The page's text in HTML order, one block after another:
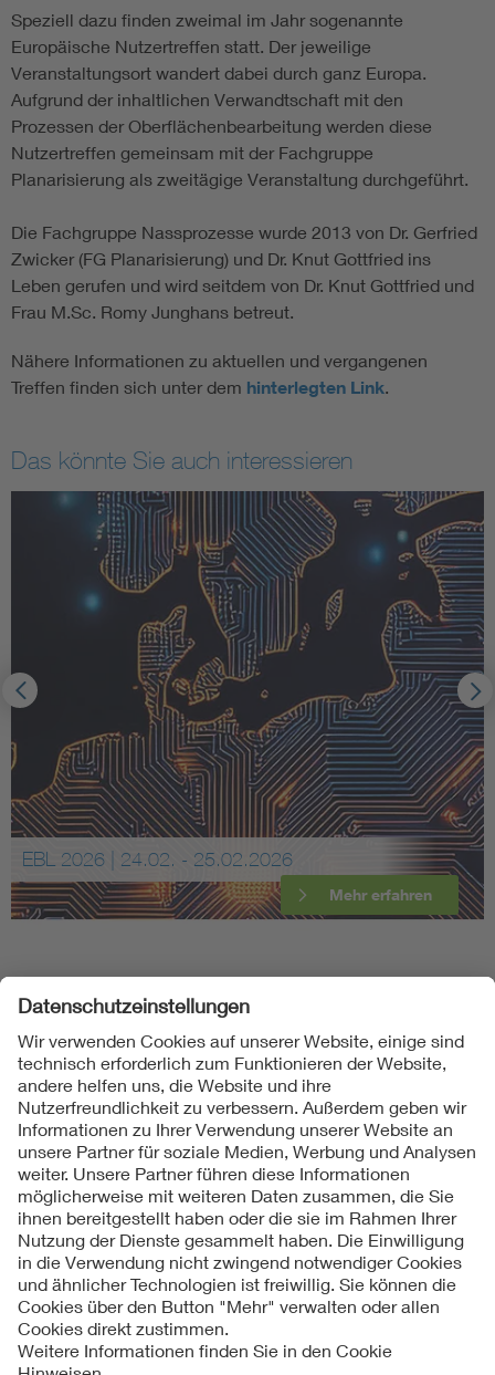
Speziell dazu finden zweimal im Jahr sogenannte
Europäische Nutzertreffen statt. Der jeweilige
Veranstaltungsort wandert dabei durch ganz Europa.
Aufgrund der inhaltlichen Verwandtschaft mit den
Prozessen der Oberflächenbearbeitung werden diese
Nutzertreffen gemeinsam mit der Fachgruppe
Planarisierung als zweitägige Veranstaltung durchgeführt.
Die Fachgruppe Nassprozesse wurde 2013 von Dr. Gerfried
Zwicker (FG Planarisierung) und Dr. Knut Gottfried ins
Leben gerufen und wird seitdem von Dr. Knut Gottfried und
Frau M.Sc. Romy Junghans betreut.
Nähere Informationen zu aktuellen und vergangenen
Treffen finden sich unter dem hinterlegten Link.
Das könnte Sie auch interessieren
EBL 2026 | 24.02. - 25.02.2026
Mehr erfahren
Folgen Sie uns
Kontakte
Service
Impressum